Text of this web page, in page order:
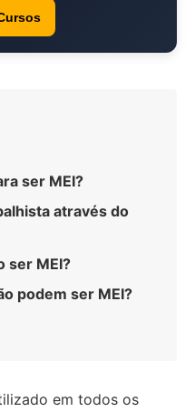
ser MEI?
através do
ser MEI?
podem ser MEI?
em todos os